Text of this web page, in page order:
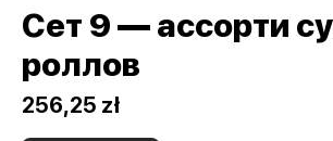
Сет 9 — ассорти
роллов
256,25 zł